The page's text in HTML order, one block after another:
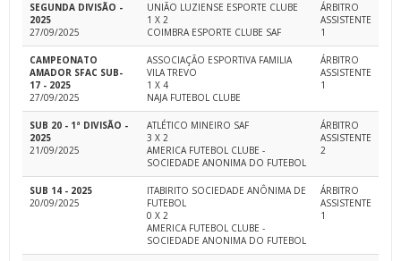
SEGUNDA DIVISÃO -
2025
27/09/2025
UNIÃO LUZIENSE ESPORTE CLUBE
1 X 2
COIMBRA ESPORTE CLUBE SAF
ÁRBITRO
ASSISTENTE
1
CAMPEONATO
AMADOR SFAC SUB-
17 - 2025
27/09/2025
ASSOCIAÇÃO ESPORTIVA FAMILIA
VILA TREVO
1 X 4
NAJA FUTEBOL CLUBE
ÁRBITRO
ASSISTENTE
1
SUB 20 - 1ª DIVISÃO -
2025
21/09/2025
ATLÉTICO MINEIRO SAF
3 X 2
AMERICA FUTEBOL CLUBE -
SOCIEDADE ANONIMA DO FUTEBOL
ÁRBITRO
ASSISTENTE
2
SUB 14 - 2025
20/09/2025
ITABIRITO SOCIEDADE ANÔNIMA DE
FUTEBOL
0 X 2
AMERICA FUTEBOL CLUBE -
SOCIEDADE ANONIMA DO FUTEBOL
ÁRBITRO
ASSISTENTE
1